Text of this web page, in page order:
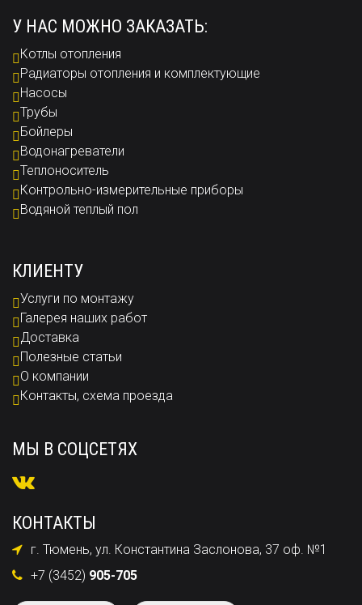
У НАС МОЖНО ЗАКАЗАТЬ:
Котлы отопления
Радиаторы отопления и комплектующие
Насосы
Трубы
Бойлеры
Водонагреватели
Теплоноситель
Контрольно-измерительные приборы
Водяной теплый пол
КЛИЕНТУ
Услуги по монтажу
Галерея наших работ
Доставка
Полезные статьи
О компании
Контакты, схема проезда
МЫ В СОЦСЕТЯХ
КОНТАКТЫ
г. Тюмень, ул. Константина Заслонова, 37 оф. №1
+7 (3452) 905-705